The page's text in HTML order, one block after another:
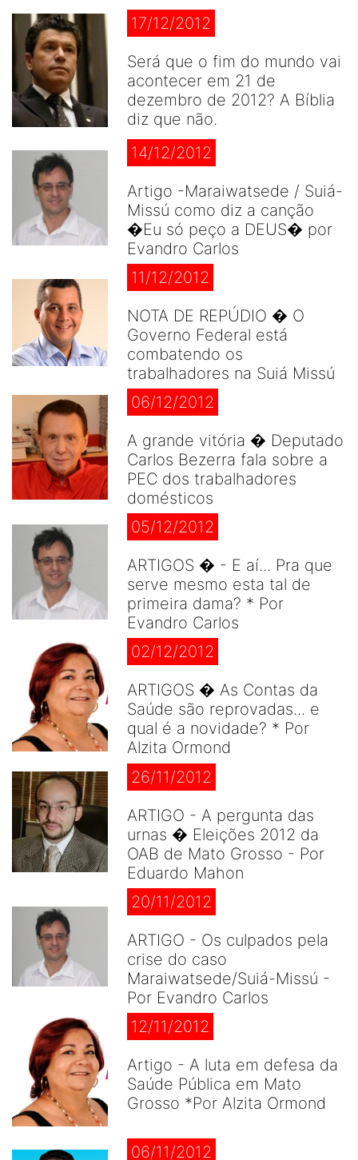
17/12/2012
Será que o fim do mundo vai
acontecer em 21 de
dezembro de 2012? A Bíblia
diz que não.
14/12/2012
Artigo -Maraiwatsede / Suiá-
Missú como diz a canção
�Eu só peço a DEUS� por
Evandro Carlos
11/12/2012
NOTA DE REPÚDIO � O
Governo Federal está
combatendo os
trabalhadores na Suiá Missú
06/12/2012
A grande vitória � Deputado
Carlos Bezerra fala sobre a
PEC dos trabalhadores
domésticos
05/12/2012
ARTIGOS � - E aí... Pra que
serve mesmo esta tal de
primeira dama? * Por
Evandro Carlos
02/12/2012
ARTIGOS � As Contas da
Saúde são reprovadas... e
qual é a novidade? * Por
Alzita Ormond
26/11/2012
ARTIGO - A pergunta das
urnas � Eleições 2012 da
OAB de Mato Grosso - Por
Eduardo Mahon
20/11/2012
ARTIGO - Os culpados pela
crise do caso
Maraiwatsede/Suiá-Missú -
Por Evandro Carlos
12/11/2012
Artigo - A luta em defesa da
Saúde Pública em Mato
Grosso *Por Alzita Ormond
06/11/2012